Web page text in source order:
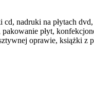
cd, nadruki na płytach
płyt,
oprawie, książki z